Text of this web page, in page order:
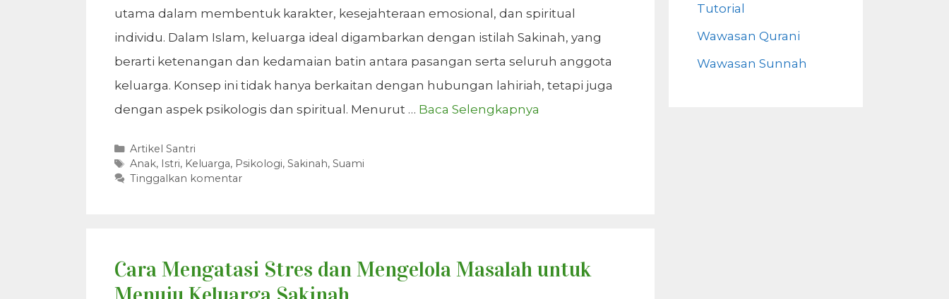
utama dalam membentuk karakter, kesejahteraan emosional, dan spiritual
individu. Dalam Islam, keluarga ideal digambarkan dengan istilah Sakinah, yang
berarti ketenangan dan kedamaian batin antara pasangan serta seluruh anggota
keluarga. Konsep ini tidak hanya berkaitan dengan hubungan lahiriah, tetapi juga
dengan aspek psikologis dan spiritual. Menurut … Baca Selengkapnya
Kategori
Artikel Santri
Tag
Anak, Istri, Keluarga, Psikologi, Sakinah, Suami
Tinggalkan komentar
Cara Mengatasi Stres dan Mengelola Masalah untuk
Tutorial
Wawasan Qurani
Wawasan Sunnah